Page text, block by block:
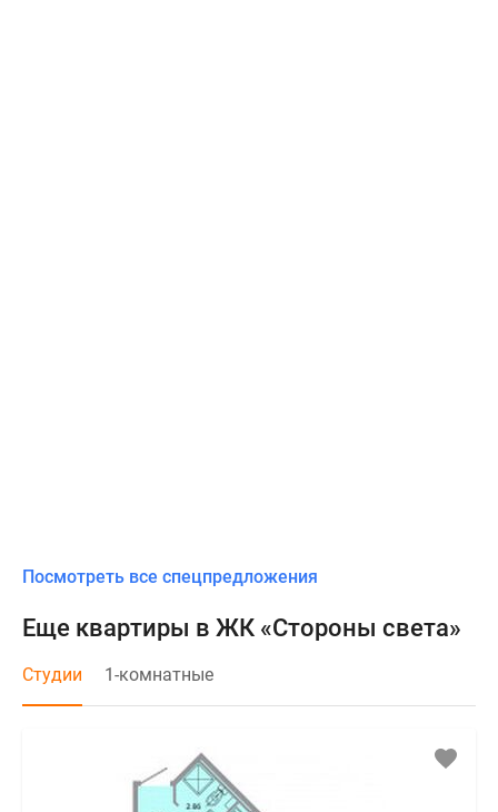
Посмотреть все спецпредложения
Еще квартиры в ЖК «Стороны света»
Студии 1-комнатные